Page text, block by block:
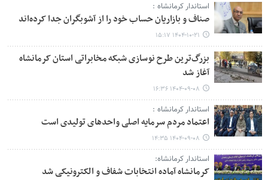
استاندار کرمانشاه :
صناف و بازاریان حساب خود را از آشوبگران جدا کرده‌اند
۱۴۰۴-۱۰-۲۱ ۱۵:۱۷
بزرگ‌ترین طرح نوسازی شبکه مخابراتی استان کرمانشاه
آغاز شد
۱۴۰۴-۰۹-۰۸ ۱۶:۳۶
استاندار کرمانشاه :
اعتماد مردم سرمایه اصلی واحدهای تولیدی است
۱۴۰۴-۰۹-۰۸ ۱۴:۳۵
استاندار کرمانشاه:
کرمانشاه آماده انتخابات شفاف و الکترونیکی شد